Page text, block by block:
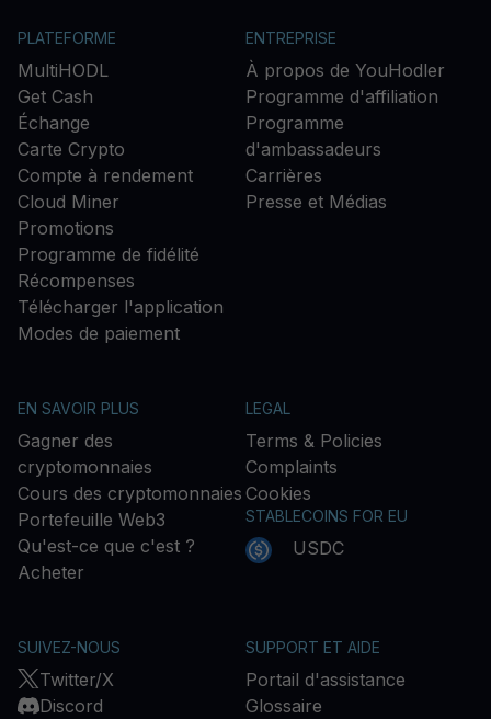
PLATEFORME
MultiHODL
Get Cash
Échange
Carte Crypto
Compte à rendement
Cloud Miner
Promotions
Programme de fidélité
Récompenses
Télécharger l'application
Modes de paiement
ENTREPRISE
À propos de YouHodler
Programme d'affiliation
Programme
d'ambassadeurs
Carrières
Presse et Médias
EN SAVOIR PLUS
Gagner des
cryptomonnaies
Cours des cryptomonnaies
Portefeuille Web3
Qu'est-ce que c'est ?
Acheter
LEGAL
Terms & Policies
Complaints
Cookies
STABLECOINS FOR EU
USDC
SUIVEZ-NOUS
Twitter/X
Discord
SUPPORT ET AIDE
Portail d'assistance
Glossaire